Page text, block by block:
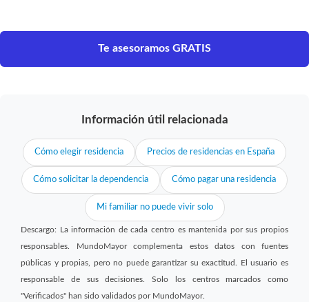
Te asesoramos GRATIS
Información útil relacionada
Cómo elegir residencia Precios de residencias en España
Cómo solicitar la dependencia Cómo pagar una residencia
Mi familiar no puede vivir solo
Descargo: La información de cada centro es mantenida por sus propios
responsables. MundoMayor complementa estos datos con fuentes
públicas y propias, pero no puede garantizar su exactitud. El usuario es
responsable de sus decisiones. Solo los centros marcados como
"Verificados" han sido validados por MundoMayor.